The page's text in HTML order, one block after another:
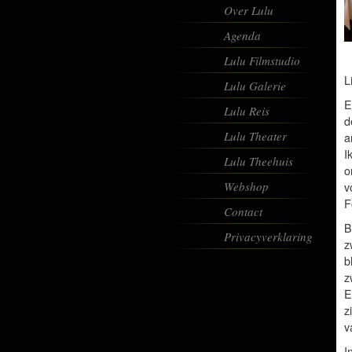
Over Lulu
Agenda
Lulu Filmstudio
Lulu Galerie
Lulu Reis
Lulu Theater
Lulu Theehuis
Webshop
Contact
Privacyverklaring